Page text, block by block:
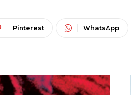
Pinterest WhatsApp